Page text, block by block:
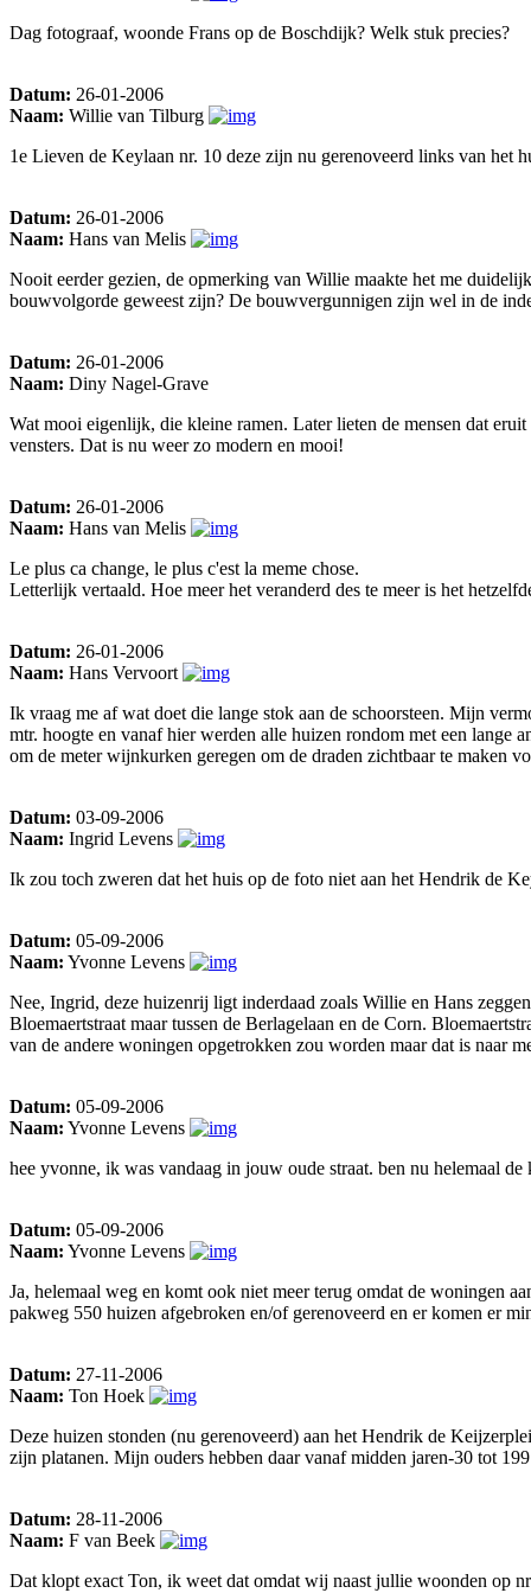
Dag fotograaf, woonde Frans op de Boschdijk? Welk stuk precies?
Datum: 26-01-2006
Naam: Willie van Tilburg
1e Lieven de Keylaan nr. 10 deze zijn nu gerenoveerd links van het
Datum: 26-01-2006
Naam: Hans van Melis
Nooit eerder gezien, de opmerking van Willie maakte het me
bouwvolgorde geweest zijn? De bouwvergunnigen zijn wel in de
Datum: 26-01-2006
Naam: Diny Nagel-Grave
Wat mooi eigenlijk, die kleine ramen. Later lieten de mensen dat
vensters. Dat is nu weer zo modern en mooi!
Datum: 26-01-2006
Naam: Hans van Melis
Le plus ca change, le plus c'est la meme chose.
Letterlijk vertaald. Hoe meer het veranderd des te meer is het
Datum: 26-01-2006
Naam: Hans Vervoort
Ik vraag me af wat doet die lange stok aan de schoorsteen. Mijn
mtr. hoogte en vanaf hier werden alle huizen rondom met een lange
om de meter wijnkurken geregen om de draden zichtbaar te maken
Datum: 03-09-2006
Naam: Ingrid Levens
Ik zou toch zweren dat het huis op de foto niet aan het Hendrik de
Datum: 05-09-2006
Naam: Yvonne Levens
Nee, Ingrid, deze huizenrij ligt inderdaad zoals Willie en Hans
Bloemaertstraat maar tussen de Berlagelaan en de Corn.
van de andere woningen opgetrokken zou worden maar dat is naar
Datum: 05-09-2006
Naam: Yvonne Levens
hee yvonne, ik was vandaag in jouw oude straat. ben nu helemaal
Datum: 05-09-2006
Naam: Yvonne Levens
Ja, helemaal weg en komt ook niet meer terug omdat de woningen
pakweg 550 huizen afgebroken en/of gerenoveerd en er komen er
Datum: 27-11-2006
Naam: Ton Hoek
Deze huizen stonden (nu gerenoveerd) aan het Hendrik de
zijn platanen. Mijn ouders hebben daar vanaf midden jaren-30 tot
Datum: 28-11-2006
Naam: F van Beek
Dat klopt exact Ton, ik weet dat omdat wij naast jullie woonden op